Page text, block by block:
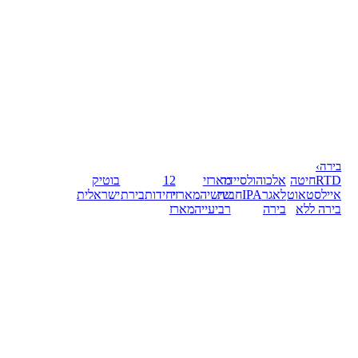
בירה›
RTDחיטה
איילסטאוט
בירה ללא
אלכוהולסיידר
לאגרIPAחבית
בירה
מארזי
שישיהמארזי
רביעייהמארז
12
יחידותבירת
בוטיק
ישראלית